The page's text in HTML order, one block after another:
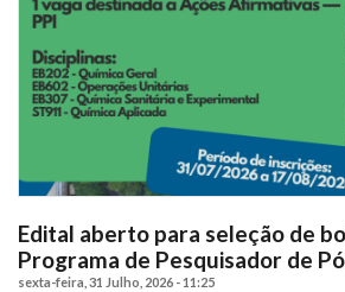
Edital aberto para seleção de
Programa de Pesquisador de
sexta-feira, 31 Julho, 2026 - 11:25